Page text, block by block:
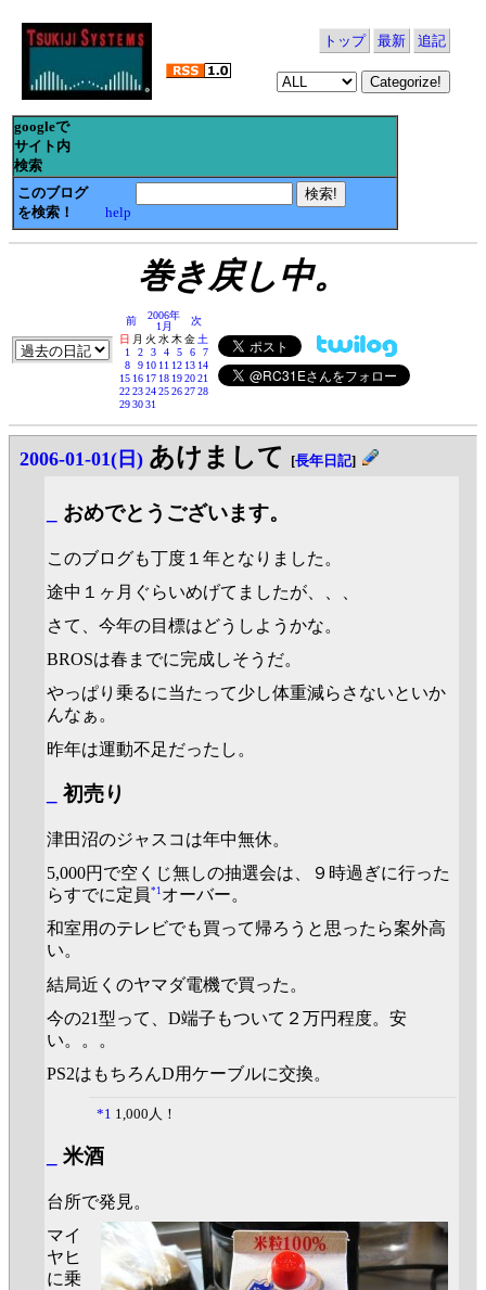
トップ 最新 追記
googleで
サイト内
検索
このブログ
を検索！
help
巻き戻し中。
前
2006年
1月
次
日 月 火 水木金土
1
2 3 4 5 6
7
8
9 10 11 12 13 14
15 16 17 18 192021
22232425262728
293031
2006-01-01(日) あけまして [長年日記]
おめでとうございます。
このブログも丁度１年となりました。
途中１ヶ月ぐらいめげてましたが、、、
さて、今年の目標はどうしようかな。
BROSは春までに完成しそうだ。
やっぱり乗るに当たって少し体重減らさないといか
んなぁ。
昨年は運動不足だったし。
初売り
津田沼のジャスコは年中無休。
5,000円で空くじ無しの抽選会は、９時過ぎに行った
らすでに定員 *1 オーバー。
和室用のテレビでも買って帰ろうと思ったら案外高
い。
結局近くのヤマダ電機で買った。
今の21型って、D端子もついて２万円程度。安
い。。。
PS2はもちろんD用ケーブルに交換。
*1 1,000人！
米酒
台所で発見。
マイ
ヤヒ
に乗